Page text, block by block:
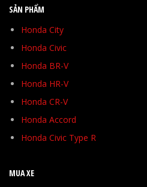
SẢN PHẨM
Honda City
Honda Civic
Honda BR-V
Honda HR-V
Honda CR-V
Honda Accord
Honda Civic Type R
MUA XE